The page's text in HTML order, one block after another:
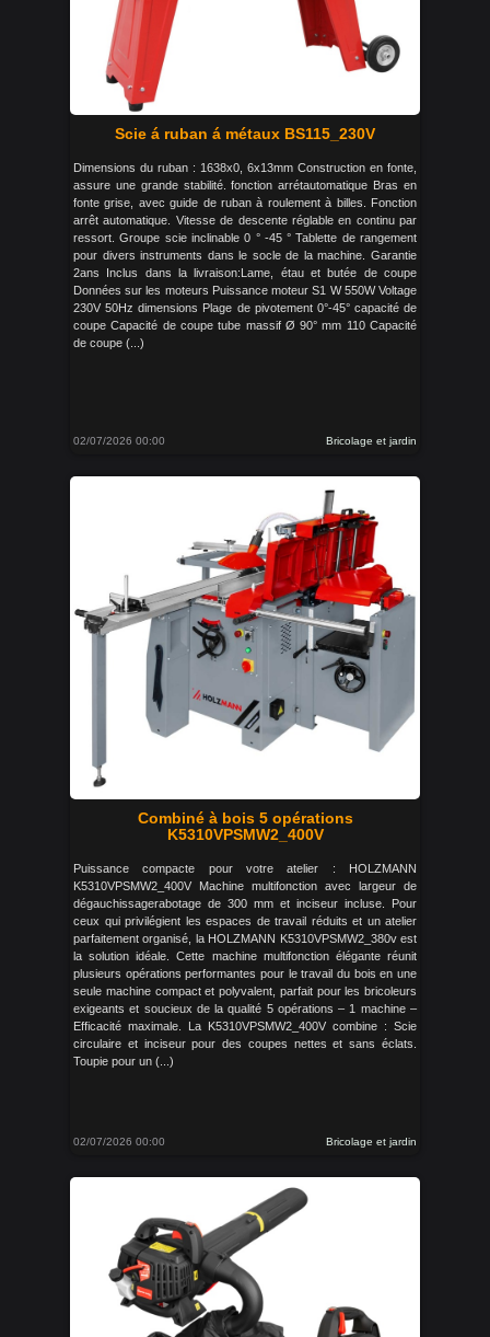
Scie á ruban á métaux BS115_230V
Dimensions du ruban : 1638x0, 6x13mm Construction en fonte,
assure une grande stabilité. fonction arrétautomatique Bras en
fonte grise, avec guide de ruban à roulement à billes. Fonction
arrêt automatique. Vitesse de descente réglable en continu par
ressort. Groupe scie inclinable 0 ° -45 ° Tablette de rangement
pour divers instruments dans le socle de la machine. Garantie
2ans Inclus dans la livraison:Lame, étau et butée de coupe
Données sur les moteurs Puissance moteur S1 W 550W Voltage
230V 50Hz dimensions Plage de pivotement 0°-45° capacité de
coupe Capacité de coupe tube massif Ø 90° mm 110 Capacité
de coupe (...)
02/07/2026 00:00 Bricolage et jardin
Combiné à bois 5 opérations
K5310VPSMW2_400V
Puissance compacte pour votre atelier : HOLZMANN
K5310VPSMW2_400V Machine multifonction avec largeur de
dégauchissagerabotage de 300 mm et inciseur incluse. Pour
ceux qui privilégient les espaces de travail réduits et un atelier
parfaitement organisé, la HOLZMANN K5310VPSMW2_380v est
la solution idéale. Cette machine multifonction élégante réunit
plusieurs opérations performantes pour le travail du bois en une
seule machine compact et polyvalent, parfait pour les bricoleurs
exigeants et soucieux de la qualité 5 opérations – 1 machine –
Efficacité maximale. La K5310VPSMW2_400V combine : Scie
circulaire et inciseur pour des coupes nettes et sans éclats.
Toupie pour un (...)
02/07/2026 00:00 Bricolage et jardin